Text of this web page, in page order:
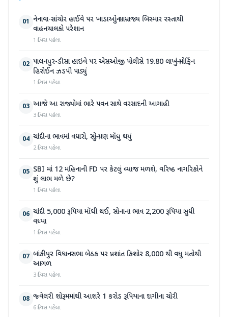
01 નેનાવા-સાંચોર હાઈવે પર ખાડાઓનું સામ્રાજ્ય બિસ્માર રસ્તાથી
વાહનચાલકો પરેશાન
1 દિવસ પહેલા
02 પાલનપુર-ડીસા હાઇવે પર એસઓજી પોલીસે 19.80 લાખનું મોર્ફિન
હિરોઈન ઝડપી પાડ્યું
1 દિવસ પહેલા
03 આજે આ રાજ્યોમાં ભારે પવન સાથે વરસાદની આગાહી
3 દિવસ પહેલા
04 ચાંદીના ભાવમાં વધારો, સોનું પણ મોંઘુ થયું
2 દિવસ પહેલા
05 SBI માં 12 મહિનાની FD પર કેટલું વ્યાજ મળશે, વરિષ્ઠ નાગરિકોને
શું લાભ મળે છે?
1 દિવસ પહેલા
06 ચાંદી 5,000 રૂપિયા મોંઘી થઈ, સોનાના ભાવ 2,200 રૂપિયા સુધી
વધ્યા
1 દિવસ પહેલા
07 બાંકીપુર વિધાનસભા બેઠક પર પ્રશાંત કિશોર 8,000 થી વધુ મતોથી
આગળ
3 દિવસ પહેલા
08 જ્વેલરી શોરૂમમાંથી આશરે 1 કરોડ રૂપિયાના દાગીના ચોરી
6 દિવસ પહેલા